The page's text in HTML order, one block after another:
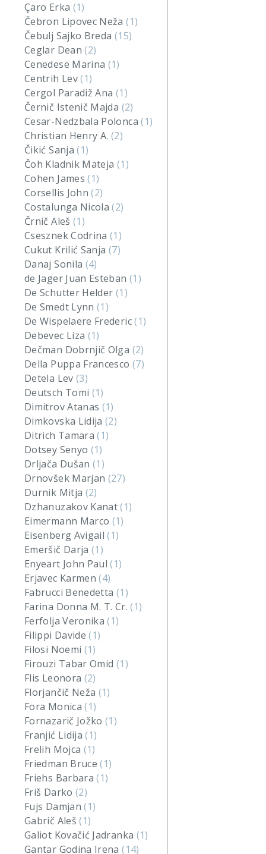
Çaro Erka (1)
Čebron Lipovec Neža(1)
Čebulj Sajko Breda (15)
Ceglar Dean(2)
Cenedese Marina (1)
Centrih Lev(1)
Cergol Paradiž Ana (1)
Černič Istenič Majda (2)
Cesar-Nedzbala Polonca(1)
Christian Henry A. (2)
Čikić Sanja(1)
Čoh Kladnik Mateja (1)
Cohen James(1)
Corsellis John(2)
Costalunga Nicola(2)
Črnič Aleš (1)
Csesznek Codrina(1)
Cukut Krilić Sanja (7)
Danaj Sonila (4)
de Jager Juan Esteban (1)
De Schutter Helder (1)
De Smedt Lynn(1)
De Wispelaere Frederic(1)
Debevec Liza (1)
Dečman Dobrnjič Olga (2)
Della Puppa Francesco (7)
Detela Lev (3)
Deutsch Tomi (1)
Dimitrov Atanas (1)
Dimkovska Lidija(2)
Ditrich Tamara(1)
Dotsey Senyo (1)
Drljača Dušan(1)
Drnovšek Marjan (27)
Durnik Mitja (2)
Dzhanuzakov Kanat(1)
Eimermann Marco (1)
Eisenberg Avigail(1)
Emeršič Darja(1)
Enyeart John Paul(1)
Erjavec Karmen(4)
Fabrucci Benedetta (1)
Farina Donna M. T. Cr.(1)
Ferfolja Veronika(1)
Filippi Davide(1)
Filosi Noemi (1)
Firouzi Tabar Omid (1)
Flis Leonora (2)
Florjančič Neža (1)
Fora Monica(1)
Fornazarič Jožko(1)
Franjić Lidija(1)
Frelih Mojca (1)
Friedman Bruce(1)
Friehs Barbara(1)
Friš Darko (2)
Fujs Damjan(1)
Gabrič Aleš(1)
Galiot Kovačić Jadranka (1)
Gantar Godina Irena(14)